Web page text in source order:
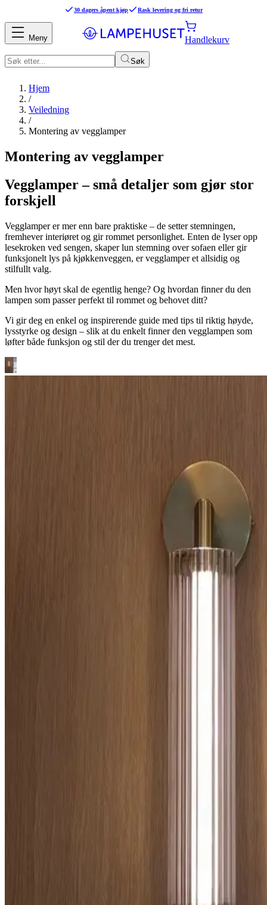
30 dagers åpent kjøp Rask levering og fri retur
Søk
Handlekurv
Meny
Hjem
/
Veiledning
/
Montering av vegglamper
Montering av vegglamper
Vegglamper – små detaljer som gjør stor
forskjell
Vegglamper er mer enn bare praktiske – de setter stemningen,
fremhever interiøret og gir rommet personlighet. Enten de lyser opp
lesekroken ved sengen, skaper lun stemning over sofaen eller gir
funksjonelt lys på kjøkkenveggen, er vegglamper et allsidig og
stilfullt valg.
Men hvor høyt skal de egentlig henge? Og hvordan finner du den
lampen som passer perfekt til rommet og behovet ditt?
Vi gir deg en enkel og inspirerende guide med tips til riktig høyde,
lysstyrke og design – slik at du enkelt finner den vegglampen som
løfter både funksjon og stil der du trenger det mest.